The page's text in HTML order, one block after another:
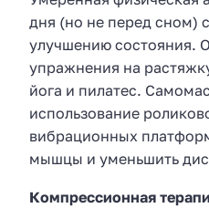
дня (но не перед сном)
улучшению состояния.
упражнения на
йога и пилатес.
использование
вибрационных
мышцы и уменьшить
Компрессионная